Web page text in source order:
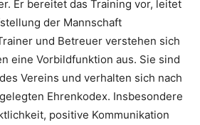
Er bereitet das Training vor, leitet
der Mannschaft
und Betreuer verstehen sich
eine Vorbildfunktion aus. Sie sind
Vereins und verhalten sich nach
Ehrenkodex. Insbesondere
positive Kommunikation